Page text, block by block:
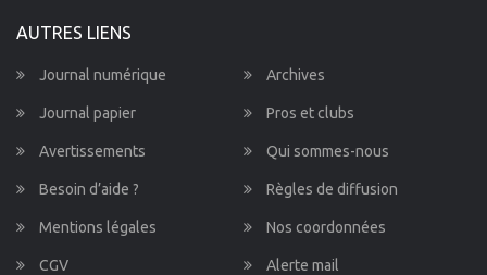
AUTRES LIENS
Journal numérique Archives
Journal papier Pros et clubs
Avertissements Qui sommes-nous
Besoin d’aide ? Règles de diffusion
Mentions légales Nos coordonnées
CGV Alerte mail